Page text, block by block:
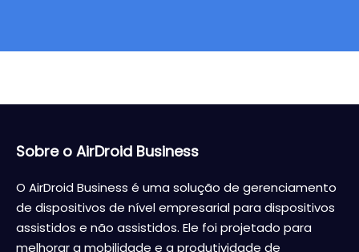
Sobre o AirDroid Business
O AirDroid Business é uma solução de gerenciamento
de dispositivos de nível empresarial para dispositivos
assistidos e não assistidos. Ele foi projetado para
melhorar a mobilidade e a produtividade de